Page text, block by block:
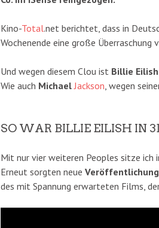
Kino-Total.net berichtet, dass in
Wochenende eine große
Und wegen diesem Clou ist Billie Eilish
Wie auch Michael Jackson, wegen
SO WAR BILLIE EILISH IN
Mit nur vier weiteren Peoples sitze ich
Erneut sorgten neue
des mit Spannung erwarteten Films,